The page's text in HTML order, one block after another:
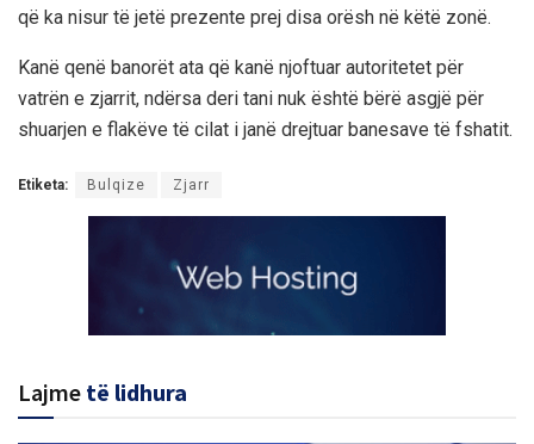
që ka nisur të jetë prezente prej disa orësh në këtë zonë.
Kanë qenë banorët ata që kanë njoftuar autoritetet për
vatrën e zjarrit, ndërsa deri tani nuk është bërë asgjë për
shuarjen e flakëve të cilat i janë drejtuar banesave të fshatit.
Etiketa: Bulqize Zjarr
Lajme të lidhura